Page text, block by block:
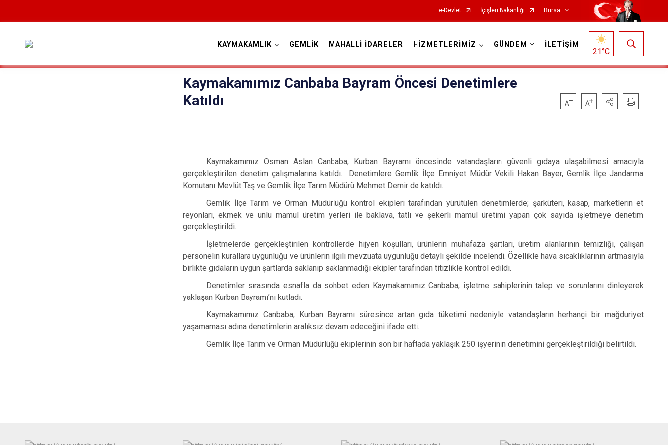
e-Devlet İçişleri Bakanlığı Bursa
Gemlik
Gürsu
Harmancık
İnegöl
Karacabey
Keles
Mudanya
Nilüfer
Orhangazi
Yenişehir
Yıldırım
KAYMAKAMLIK GEMLİK MAHALLİ İDARELER HİZMETLERİMİZ GÜNDEM İLETİŞİM
21°C
Kaymakamımız Canbaba Bayram Öncesi Denetimlere
Katıldı
Kaymakamımız Osman Aslan Canbaba, Kurban Bayramı öncesinde vatandaşların güvenli gıdaya ulaşabilmesi amacıyla
gerçekleştirilen denetim çalışmalarına katıldı. Denetimlere Gemlik İlçe Emniyet Müdür Vekili Hakan Bayer, Gemlik İlçe Jandarma
Komutanı Mevlüt Taş ve Gemlik İlçe Tarım Müdürü Mehmet Demir de katıldı.
Gemlik İlçe Tarım ve Orman Müdürlüğü kontrol ekipleri tarafından yürütülen denetimlerde; şarküteri, kasap, marketlerin et
reyonları, ekmek ve unlu mamul üretim yerleri ile baklava, tatlı ve şekerli mamul üretimi yapan çok sayıda işletmeye denetim
gerçekleştirildi.
İşletmelerde gerçekleştirilen kontrollerde hijyen koşulları, ürünlerin muhafaza şartları, üretim alanlarının temizliği, çalışan
personelin kurallara uygunluğu ve ürünlerin ilgili mevzuata uygunluğu detaylı şekilde incelendi. Özellikle hava sıcaklıklarının artmasıyla
birlikte gıdaların uygun şartlarda saklanıp saklanmadığı ekipler tarafından titizlikle kontrol edildi.
Denetimler sırasında esnafla da sohbet eden Kaymakamımız Canbaba, işletme sahiplerinin talep ve sorunlarını dinleyerek
yaklaşan Kurban Bayramı’nı kutladı.
Kaymakamımız Canbaba, Kurban Bayramı süresince artan gıda tüketimi nedeniyle vatandaşların herhangi bir mağduriyet
yaşamaması adına denetimlerin aralıksız devam edeceğini ifade etti.
Gemlik İlçe Tarım ve Orman Müdürlüğü ekiplerinin son bir haftada yaklaşık 250 işyerinin denetimini gerçekleştirildiği belirtildi.